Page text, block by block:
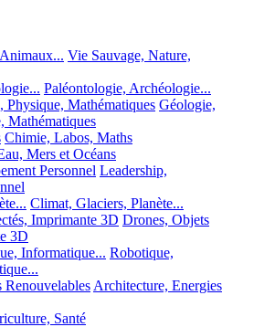
Vie Sauvage, Nature,
Paléontologie, Archéologie...
Mathématiques Géologie,
Mathématiques
Chimie, Labos, Maths
Mers et Océans
Personnel Leadership,
Climat, Glaciers, Planète...
Imprimante 3D Drones, Objets
3D
Informatique... Robotique,
Renouvelables Architecture, Energies
Santé